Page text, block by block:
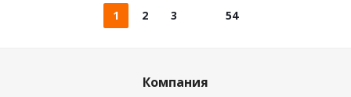
1 2 3 54
Компания